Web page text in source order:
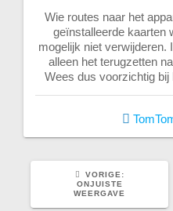
Wie routes naar het
geïnstalleerde kaarten
mogelijk niet verwijderen.
alleen het terugzetten
Wees dus voorzichtig
VORIGE:VORIG
ONJUISTE
WEERGAVE